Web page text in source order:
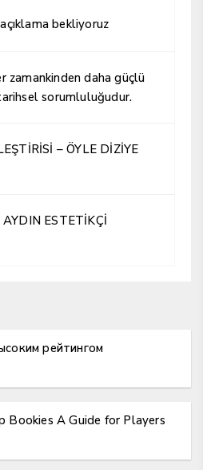
bekliyoruz
zamankinden daha güçlü
sorumluluğudur.
– ÖYLE DİZİYE
рейтингом
Bookies A Guide for Players